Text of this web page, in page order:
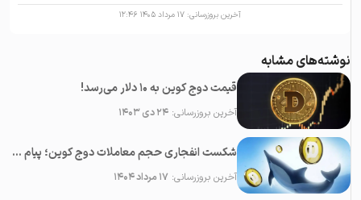
آخرین بروزرسانی: ۱۷ مرداد ۱۴۰۵ ۱۲:۴۶
نوشته‌های مشابه
قیمت دوج کوین به ۱۰ دلار می‌رسد!
آخرین بروزرسانی:۲۴ دی ۱۴۰۳
شکست انفجاری حجم معاملات دوج کوین؛ پیام نهنگ ها برای بازار چیست؟
آخرین بروزرسانی:۱۷ مرداد ۱۴۰۴